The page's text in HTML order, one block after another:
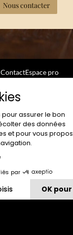
Nous contacter
ContactEspace pro
d’Utilisation
des cookies
assurer le bon
des données
et pour vous
par
OK
et de gérer